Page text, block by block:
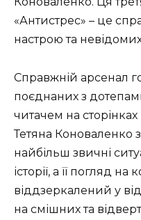
«Антистрес» – це
настрою та
Справжній арсенал
поєднаних з
читачем на
Тетяна Коноваленко
найбільш звичні
історії, а її погляд
віддзеркалений у
на смішних та